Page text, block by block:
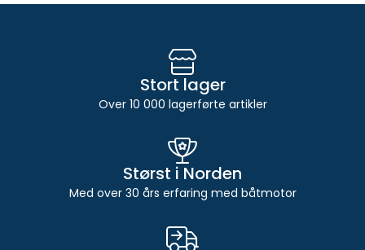
Stort lager
Over 10 000 lagerførte artikler
Størst i Norden
Med over 30 års erfaring med båtmotor